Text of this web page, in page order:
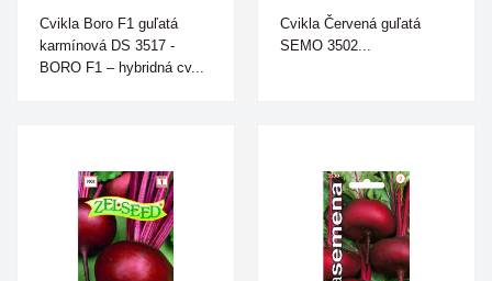
Cvikla Boro F1 guľatá
karmínová DS 3517 -
BORO F1 – hybridná cv...
Cvikla Červená guľatá
SEMO 3502...